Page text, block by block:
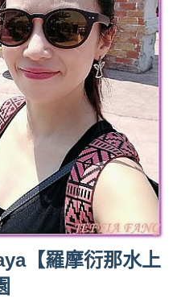
【羅摩衍那水上